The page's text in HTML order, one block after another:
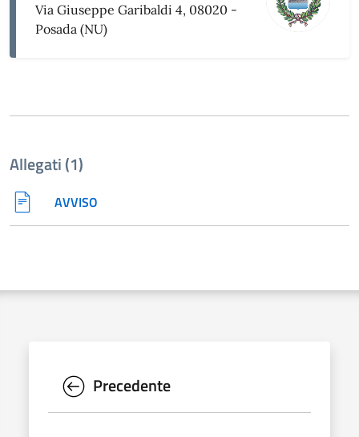
Via Giuseppe Garibaldi 4, 08020 -
Posada (NU)
Allegati (1)
AVVISO
Precedente